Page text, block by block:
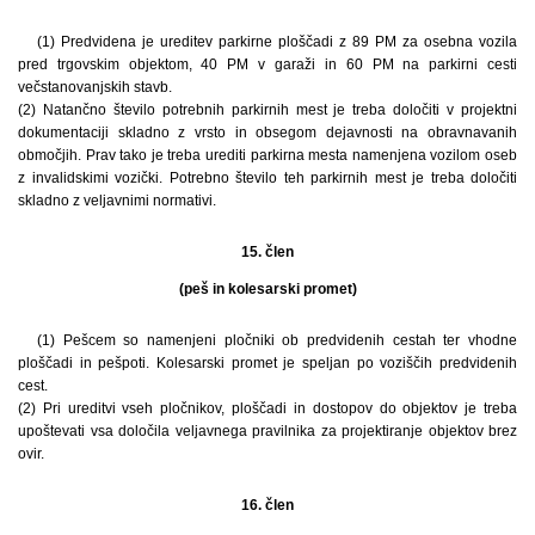
(1) Predvidena je ureditev parkirne ploščadi z 89 PM za osebna vozila
pred trgovskim objektom, 40 PM v garaži in 60 PM na parkirni cesti
večstanovanjskih stavb.
(2) Natančno število potrebnih parkirnih mest je treba določiti v projektni
dokumentaciji skladno z vrsto in obsegom dejavnosti na obravnavanih
območjih. Prav tako je treba urediti parkirna mesta namenjena vozilom oseb
z invalidskimi vozički. Potrebno število teh parkirnih mest je treba določiti
skladno z veljavnimi normativi.
15. člen
(peš in kolesarski promet)
(1) Pešcem so namenjeni pločniki ob predvidenih cestah ter vhodne
ploščadi in pešpoti. Kolesarski promet je speljan po voziščih predvidenih
cest.
(2) Pri ureditvi vseh pločnikov, ploščadi in dostopov do objektov je treba
upoštevati vsa določila veljavnega pravilnika za projektiranje objektov brez
ovir.
16. člen